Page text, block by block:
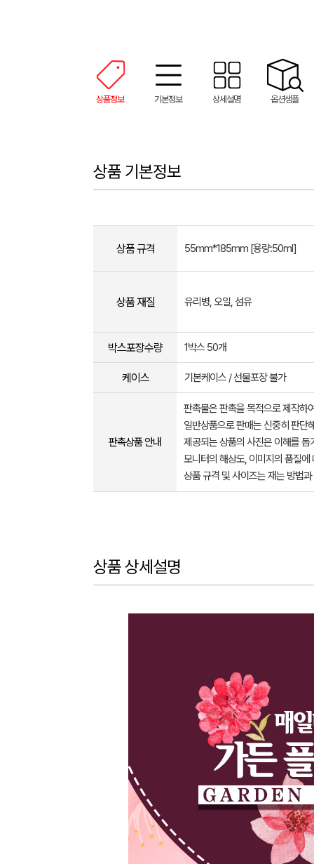
상품정보 기본정보 상세설명 옵션샘플
상품 기본정보
상품 규격 55mm*185mm [용량:50ml]
상품 재질 유리병, 오일, 섬유
박스포장수량 1박스 50개
케이스 기본케이스 / 선물포장 불가
판촉상품 안내
판촉물은 판촉을 목적으로 제작하
일반상품으로 판매는 신중히 판단
제공되는 상품의 사진은 이해를
모니터의 해상도, 이미지의 품질
상품 규격 및 사이즈는 재는 방법
상품 상세설명